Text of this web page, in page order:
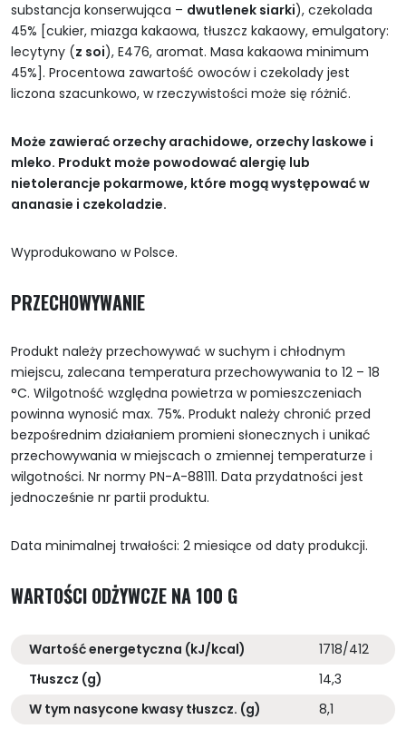
substancja konserwująca – dwutlenek siarki), czekolada
45% [cukier, miazga kakaowa, tłuszcz kakaowy, emulgatory:
lecytyny (z soi), E476, aromat. Masa kakaowa minimum
45%]. Procentowa zawartość owoców i czekolady jest
liczona szacunkowo, w rzeczywistości może się różnić.
Może zawierać orzechy arachidowe, orzechy laskowe i
mleko. Produkt może powodować alergię lub
nietolerancje pokarmowe, które mogą występować w
ananasie i czekoladzie.
Wyprodukowano w Polsce.
PRZECHOWYWANIE
Produkt należy przechowywać w suchym i chłodnym
miejscu, zalecana temperatura przechowywania to 12 – 18
°C. Wilgotność względna powietrza w pomieszczeniach
powinna wynosić max. 75%. Produkt należy chronić przed
bezpośrednim działaniem promieni słonecznych i unikać
przechowywania w miejscach o zmiennej temperaturze i
wilgotności. Nr normy PN-A-88111. Data przydatności jest
jednocześnie nr partii produktu.
Data minimalnej trwałości: 2 miesiące od daty produkcji.
WARTOŚCI ODŻYWCZE NA 100 G
Wartość energetyczna (kJ/kcal)
1718/412
Tłuszcz (g)
14,3
W tym nasycone kwasy tłuszcz. (g)
8,1